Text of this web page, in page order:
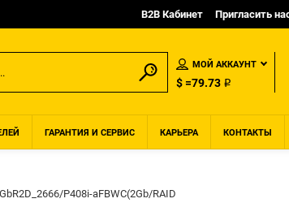
B2B Кабинет Пригласить
МОЙ АККАУНТ
$ =79.73 ₽
ГАРАНТИЯ И СЕРВИС КАРЬЕРА КОНТАКТЫ
P408i-aFBWC(2Gb/RAID